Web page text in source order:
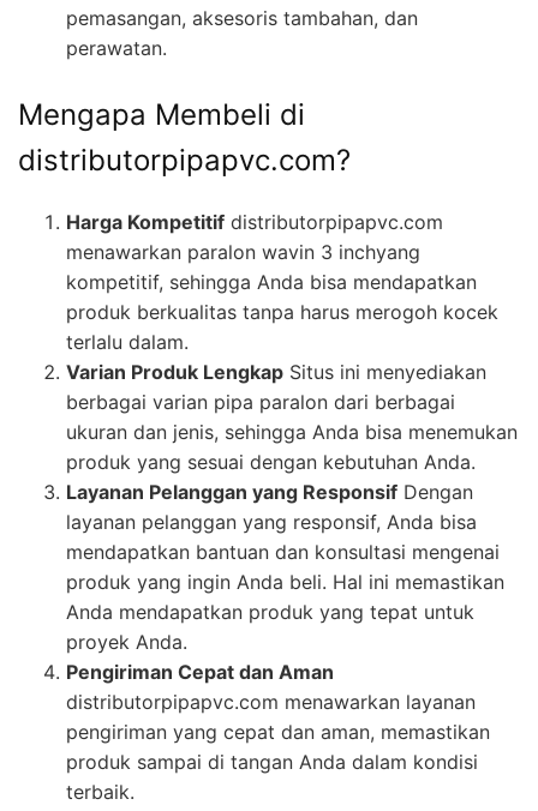
pemasangan, aksesoris tambahan, dan
perawatan.
Mengapa Membeli di
distributorpipapvc.com?
Harga Kompetitif distributorpipapvc.com
menawarkan paralon wavin 3 inchyang
kompetitif, sehingga Anda bisa mendapatkan
produk berkualitas tanpa harus merogoh kocek
terlalu dalam.
Varian Produk Lengkap Situs ini menyediakan
berbagai varian pipa paralon dari berbagai
ukuran dan jenis, sehingga Anda bisa menemukan
produk yang sesuai dengan kebutuhan Anda.
Layanan Pelanggan yang Responsif Dengan
layanan pelanggan yang responsif, Anda bisa
mendapatkan bantuan dan konsultasi mengenai
produk yang ingin Anda beli. Hal ini memastikan
Anda mendapatkan produk yang tepat untuk
proyek Anda.
Pengiriman Cepat dan Aman
distributorpipapvc.com menawarkan layanan
pengiriman yang cepat dan aman, memastikan
produk sampai di tangan Anda dalam kondisi
terbaik.